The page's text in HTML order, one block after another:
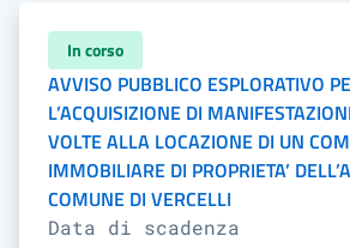
In corso
AVVISO PUBBLICO ESPLORATIVO
L’ACQUISIZIONE DI
VOLTE ALLA LOCAZIONE DI UN
IMMOBILIARE DI PROPRIETA’
COMUNE DI VERCELLI
Data di scadenza